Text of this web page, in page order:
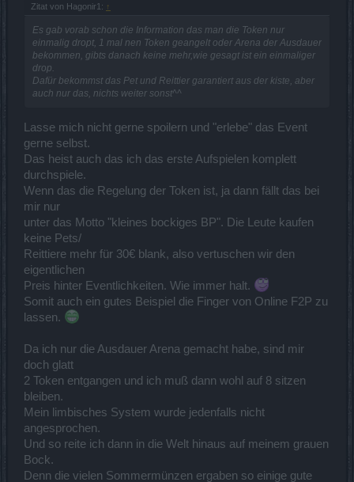
Zitat von Hagonir1: ↑
Es gab vorab schon die Information das man die Token nur
einmalig dropt, 1 mal nen Token geangelt oder Arena der Ausdauer
bekommen, gibts danach keine mehr,wie gesagt ist ein einmaliger
drop.
Dafür bekommst das Pet und Reittier garantiert aus der kiste, aber
auch nur das, nichts weiter sonst^^
Lasse mich nicht gerne spoilern und "erlebe" das Event
gerne selbst.
Das heist auch das ich das erste Aufspielen komplett
durchspiele.
Wenn das die Regelung der Token ist, ja dann fällt das bei
mir nur
unter das Motto "kleines bockiges BP". Die Leute kaufen
keine Pets/
Reittiere mehr für 30€ blank, also vertuschen wir den
eigentlichen
Preis hinter Eventlichkeiten. Wie immer halt.
Somit auch ein gutes Beispiel die Finger von Online F2P zu
lassen.
Da ich nur die Ausdauer Arena gemacht habe, sind mir
doch glatt
2 Token entgangen und ich muß dann wohl auf 8 sitzen
bleiben.
Mein limbisches System wurde jedenfalls nicht
angesprochen.
Und so reite ich dann in die Welt hinaus auf meinem grauen
Bock.
Denn die vielen Sommermünzen ergaben so einige gute